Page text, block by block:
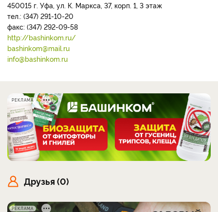
450015 г. Уфа, ул. К. Маркса, 37, корп. 1, 3 этаж
тел.: (347) 291-10-20
факс: (347) 292-09-58
http://bashinkom.ru/
bashinkom@mail.ru
info@bashinkom.ru
РЕКЛАМА
Друзья (0)
РЕКЛАМА